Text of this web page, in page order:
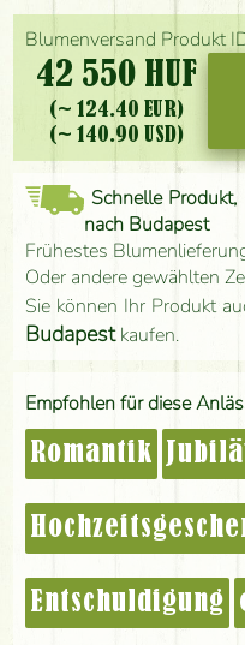
Blumenversand Produkt
42 550 HUF
(~ 124.40 EUR)
(~ 140.90 USD)
Schnelle
nach Budapest
Frühestes
Oder andere gewählten
Sie können Ihr Produkt
Budapestkaufen.
Empfohlen für diese
Romantik
Entschuldigung